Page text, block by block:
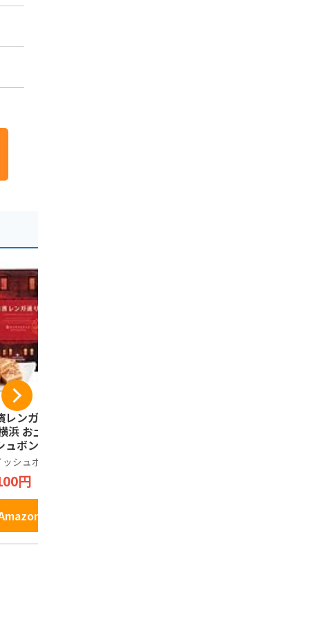
レンガ通り12個
浜 お土産 ウイ
ュボン お取り寄
フト 贈答用 お
焼菓子 お年賀
元 お歳暮 帰省
プレゼント お
シュボン
円
で見る